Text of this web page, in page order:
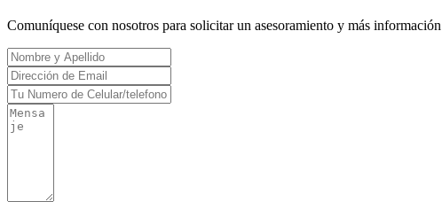
Comuníquese con nosotros para solicitar un asesoramiento y más